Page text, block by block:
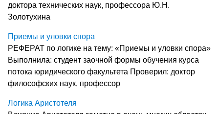
доктора технических наук, профессора Ю.Н.
Золотухина
Приемы и уловки спора
РЕФЕРАТ по логике на тему: «Приемы и уловки спора»
Выполнила: студент заочной формы обучения курса
потока юридического факультета Проверил: доктор
философских наук, профессор
Логика Аристотеля